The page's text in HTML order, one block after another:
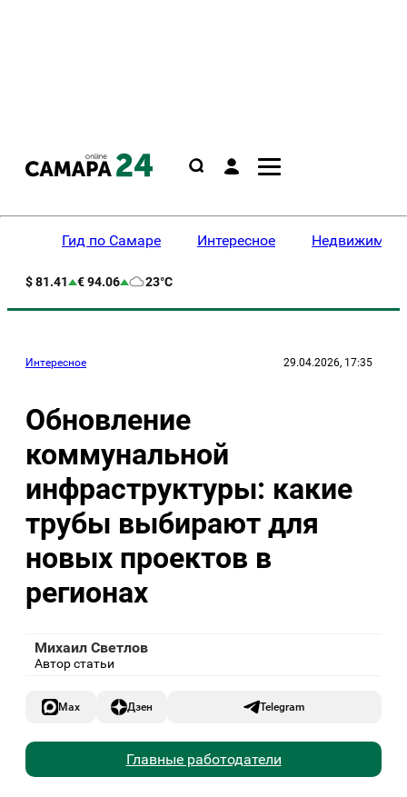
Гид по Самаре Интересное
$ 81.41 € 94.06 23°C
Интересное 29.04.2026, 17:35
Обновление
коммунальной
инфраструктуры: какие
трубы выбирают для
новых проектов в
регионах
Михаил Светлов
Автор статьи
Max Дзен Telegram
Главные работодатели